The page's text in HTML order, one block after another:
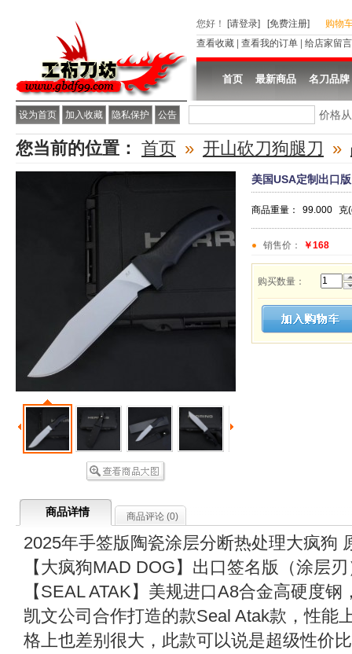
设为首页 加入收藏 隐私保护 公告
您好 ！ [请登录] [免费注册]
购物
查看收藏
查看我的订单 给店家留言
首页 最新商品 名刀品牌
价格
您当前的位置： 首页 » 开山砍刀狗腿刀 »
美国USA定制出口
商品重量： 99.000 克
销售价： ￥168
购买数量：
商品详情 商品评论 (0)
2025年手签版陶瓷涂层分断热处理大疯狗
【大疯狗MAD DOG】出口签名版（涂层
【SEAL ATAK】美规进口A8合金高硬度
凯文公司合作打造的款Seal Atak款，性能
格上也差别很大，此款可以说是超级性价